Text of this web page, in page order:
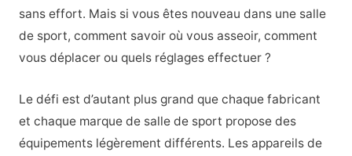
sans effort. Mais si vous êtes nouveau dans une salle
de sport, comment savoir où vous asseoir, comment
vous déplacer ou quels réglages effectuer ?
Le défi est d’autant plus grand que chaque fabricant
et chaque marque de salle de sport propose des
équipements légèrement différents. Les appareils de